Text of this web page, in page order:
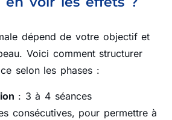
dépend de votre objectif et
Voici comment structurer
selon les phases :
: 3 à 4 séances
consécutives, pour permettre à